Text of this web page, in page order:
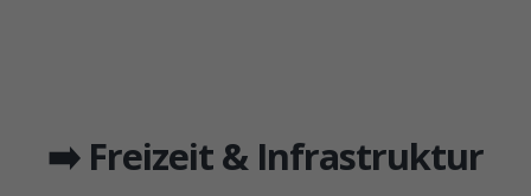
➡️ Freizeit & Infrastruktur